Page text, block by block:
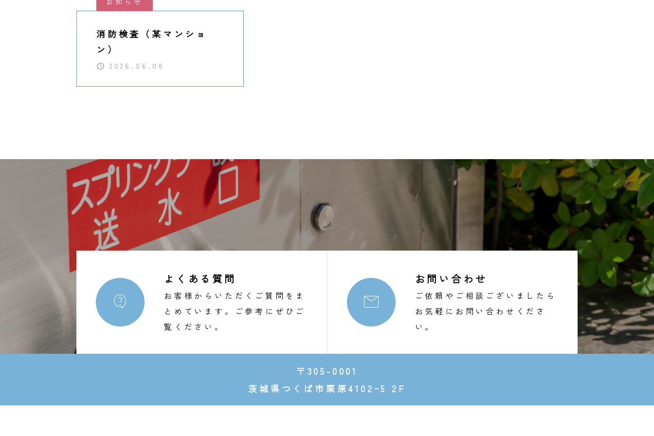
消防検査（某マンショ
ン）
2026.06.08

よくある質問
お客様からいただくご質問をま
とめています。ご参考にぜひご
覧ください。

お問い合わせ
ご依頼やご相談ございましたら
お気軽にお問い合わせくださ
い。
〒305-0001
茨城県つくば市栗原4102ｰ5 2F